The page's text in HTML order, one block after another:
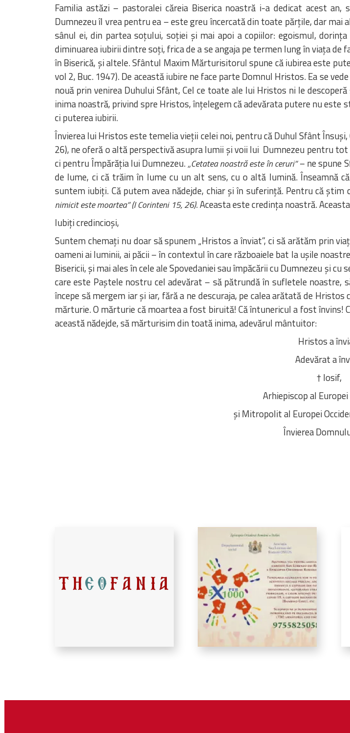
Familia astăzi – pastoralei căreia Biserica noastră i-a dedicat acest
Dumnezeu îl vrea pentru ea – este greu încercată din toate părțile, dar
sânul ei, din partea soțului, soției și mai apoi a copiilor: egoismul,
diminuarea iubirii dintre soți, frica de a se angaja pe termen lung în viața de
în Biserică, și altele. Sfântul Maxim Mărturisitorul spune că iubirea este
vol 2, Buc. 1947). De această iubire ne face parte Domnul Hristos. Ea se
nouă prin venirea Duhului Sfânt, Cel ce toate ale lui Hristos ni le
inima noastră, privind spre Hristos, înțelegem că adevărata putere nu este
ci puterea iubirii.
Învierea lui Hristos este temelia vieții celei noi, pentru că Duhul Sfânt
26), ne oferă o altă perspectivă asupra lumii și voii lui Dumnezeu pentru
ci pentru Împărăția lui Dumnezeu.„Cetatea noastră este în ceruri”– ne spune
de lume, ci că trăim în lume cu un alt sens, cu o altă lumină. Înseamnă
suntem iubiți. Că putem avea nădejde, chiar și în suferință. Pentru că
nimicit este moartea” (I Corinteni 15, 26). Aceasta este credința noastră.
Iubiți credincioși,
Suntem chemați nu doar să spunem „Hristos a înviat”, ci să arătăm prin
oameni ai luminii, ai păcii – în contextul în care războaiele bat la ușile
Bisericii, și mai ales în cele ale Spovedaniei sau împăcării cu Dumnezeu și
care este Paștele nostru cel adevărat – să pătrundă în sufletele noastre,
începe să mergem iar și iar, fără a ne descuraja, pe calea arătată de
mărturie. O mărturie că moartea a fost biruită! Că întunericul a fost învins!
această nădejde, să mărturisim din toată inima, adevărul mântuitor:
Hristos a
Adevărat a
† Iosif,
Arhiepiscop al
și Mitropolit al Europei
Învierea